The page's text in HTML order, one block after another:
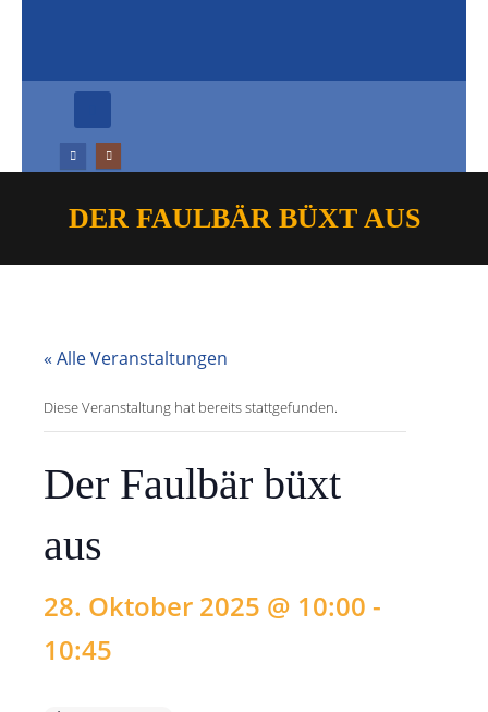
DER FAULBÄR BÜXT AUS
« Alle Veranstaltungen
Diese Veranstaltung hat bereits stattgefunden.
Der Faulbär büxt
aus
28. Oktober 2025 @ 10:00 -
10:45